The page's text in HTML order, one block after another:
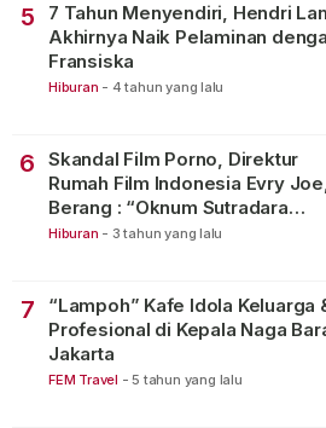
5
7 Tahun Menyendiri, Hendri
Akhirnya Naik Pelaminan
Fransiska
Hiburan - 4 tahun yang lalu
6
Skandal Film Porno, Direktur
Rumah Film Indonesia Evry
Berang : “Oknum Sutradara
Merusak Perfilman Indonesia”!
Hiburan - 3 tahun yang lalu
7
“Lampoh” Kafe Idola Keluarga
Profesional di Kepala Naga
Jakarta
FEM Travel - 5 tahun yang lalu